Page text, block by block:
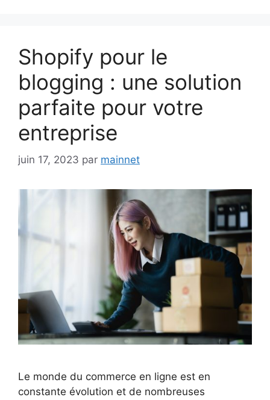
Shopify pour le
blogging : une solution
parfaite pour votre
entreprise
juin 17, 2023 par mainnet
Le monde du commerce en ligne est en
constante évolution et de nombreuses